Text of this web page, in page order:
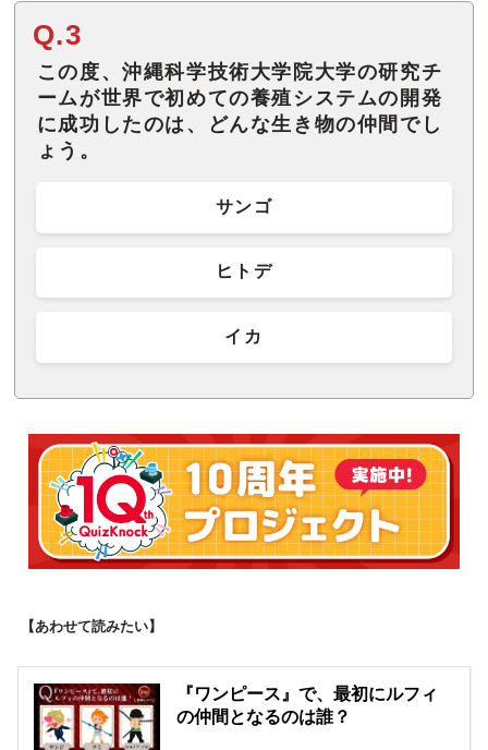
Q.3
この度、沖縄科学技術大学院大学の研究チ
ームが世界で初めての養殖システムの開発
に成功したのは、どんな生き物の仲間でし
ょう。
サンゴ
ヒトデ
イカ
【あわせて読みたい】
『ワンピース』で、最初にルフィ
の仲間となるのは誰？